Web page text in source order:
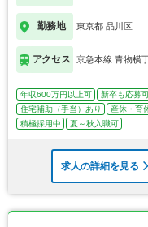
勤務地 東京都 品川区
アクセス 京急本線 青物横
年収600万円以上可 新卒も応募
住宅補助（手当）あり
産休・育
積極採用中
夏～秋入職可
求人の詳細を見る